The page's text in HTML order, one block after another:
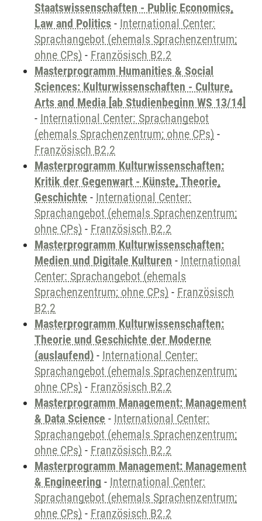
Staatswissenschaften - Public Economics,
Law and Politics - International Center:
Sprachangebot (ehemals Sprachenzentrum;
ohne CPs) - Französisch B2.2
Masterprogramm Humanities & Social
Sciences: Kulturwissenschaften - Culture,
Arts and Media [ab Studienbeginn WS 13/14]
- International Center: Sprachangebot
(ehemals Sprachenzentrum; ohne CPs) -
Französisch B2.2
Masterprogramm Kulturwissenschaften:
Kritik der Gegenwart - Künste, Theorie,
Geschichte - International Center:
Sprachangebot (ehemals Sprachenzentrum;
ohne CPs) - Französisch B2.2
Masterprogramm Kulturwissenschaften:
Medien und Digitale Kulturen - International
Center: Sprachangebot (ehemals
Sprachenzentrum; ohne CPs) - Französisch
B2.2
Masterprogramm Kulturwissenschaften:
Theorie und Geschichte der Moderne
(auslaufend) - International Center:
Sprachangebot (ehemals Sprachenzentrum;
ohne CPs) - Französisch B2.2
Masterprogramm Management: Management
& Data Science - International Center:
Sprachangebot (ehemals Sprachenzentrum;
ohne CPs) - Französisch B2.2
Masterprogramm Management: Management
& Engineering - International Center:
Sprachangebot (ehemals Sprachenzentrum;
ohne CPs) - Französisch B2.2